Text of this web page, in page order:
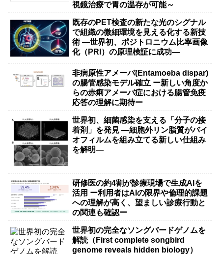
視鏡治療で胃の温存が可能～
既存のPET検査の新たな光のシグナル
で組織の微細環境を見える化する新技
術 ―世界初、ポジトロニウム比率画像
化（PRI）の原理検証に成功―
非病原性アメーバ(Entamoeba dispar)
の腸管感染モデル確立 ー新しい角度か
らの赤痢アメーバ症における腸管免疫
応答の理解に期待ー
世界初、細菌感染を支える「分子の接
着剤」を発見 ―細胞外リン脂質がバイ
オフィルムを組み立てる新しい仕組み
を解明―
研修医の約4割が診療現場で生成AIを
活用 ー利用者はAIの限界や倫理的課題
への理解が高く、望ましい診療行動と
の関連も確認ー
世界初の完全なソングバードゲノムを
解読（First complete songbird
genome reveals hidden biology）